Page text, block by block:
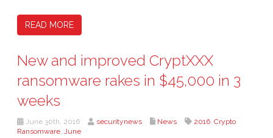
READ MORE
New and improved CryptXXX
ransomware rakes in $45,000 in 3
weeks
June 30th, 2016 securitynews News 2016, Crypto
Ransomware, June